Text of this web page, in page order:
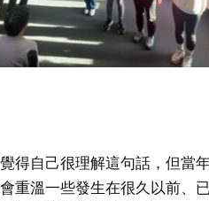
得自己很理解這句話，但當
重溫一些發生在很久以前、